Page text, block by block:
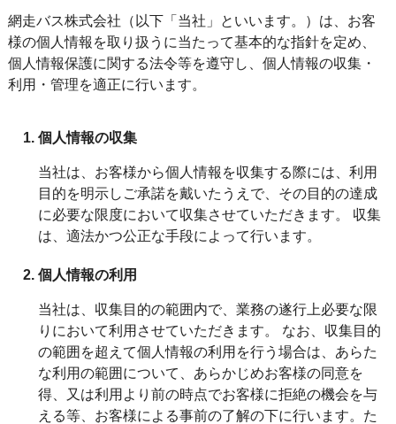
網走バス株式会社（以下「当社」といいます。）は、お客
様の個人情報を取り扱うに当たって基本的な指針を定め、
個人情報保護に関する法令等を遵守し、個人情報の収集・
利用・管理を適正に行います。
個人情報の収集
当社は、お客様から個人情報を収集する際には、利用
目的を明示しご承諾を戴いたうえで、その目的の達成
に必要な限度において収集させていただきます。 収集
は、適法かつ公正な手段によって行います。
個人情報の利用
当社は、収集目的の範囲内で、業務の遂行上必要な限
りにおいて利用させていただきます。 なお、収集目的
の範囲を超えて個人情報の利用を行う場合は、あらた
な利用の範囲について、あらかじめお客様の同意を
得、又は利用より前の時点でお客様に拒絶の機会を与
える等、お客様による事前の了解の下に行います。た